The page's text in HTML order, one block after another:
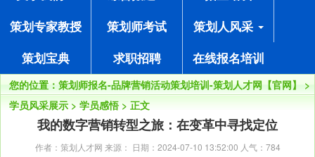
策划专家教授
策划师考试
策划人风采
策划宝典
求职招聘 在线报名培训
您的位置： 策划师报名-品牌营销活动策划培训-策划人才网【官网】
>
学员风采展示 > 学员感悟> 正文
我的数字营销转型之旅：在变革中寻找定位
作者：策划人才网 来源： 日期：2024-07-10 13:52:00 人气： 784